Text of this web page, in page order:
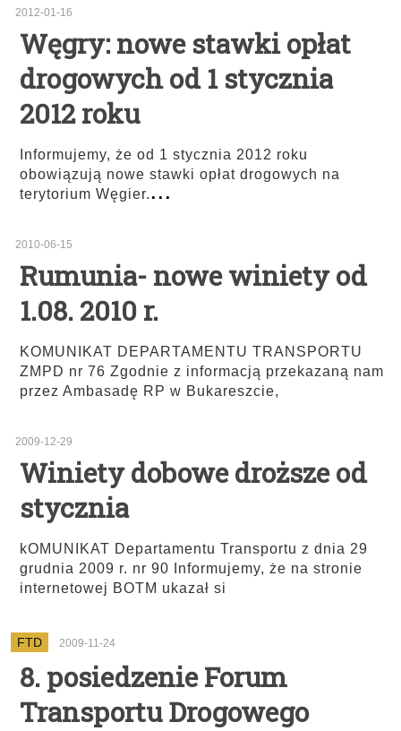
2012-01-16
Węgry: nowe stawki opłat
drogowych od 1 stycznia
2012 roku
Informujemy, że od 1 stycznia 2012 roku
obowiązują nowe stawki opłat drogowych na
terytorium Węgier....
2010-06-15
Rumunia- nowe winiety od
1.08. 2010 r.
KOMUNIKAT DEPARTAMENTU TRANSPORTU
ZMPD nr 76 Zgodnie z informacją przekazaną nam
przez Ambasadę RP w Bukareszcie,
2009-12-29
Winiety dobowe droższe od
stycznia
kOMUNIKAT Departamentu Transportu z dnia 29
grudnia 2009 r. nr 90 Informujemy, że na stronie
internetowej BOTM ukazał si
FTD 2009-11-24
8. posiedzenie Forum
Transportu Drogowego